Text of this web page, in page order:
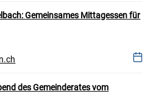
Gemeinsames Mittagessen für
des Gemeinderates vom